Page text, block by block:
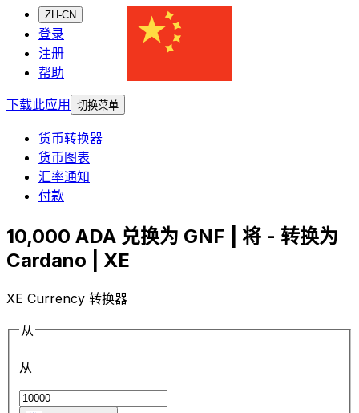
ZH-CN
登录
注册
帮助
下载此应用
切换菜单
货币转换器
货币图表
汇率通知
付款
10,000 ADA 兑换为 GNF | 将 - 转换为
Cardano | XE
XE Currency 转换器
从
从